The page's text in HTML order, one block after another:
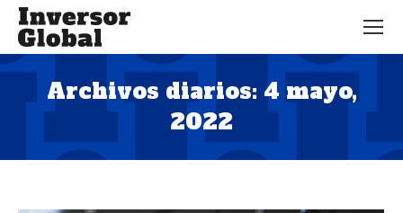
Archivos diarios: 4 mayo,
2022
Estás aquí: